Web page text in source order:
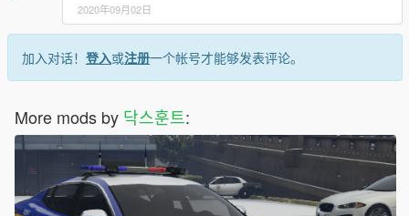
2020年09月02日
加入对话！ 登入或注册一个帐号才能够发表评论。
More mods by 닥스훈트: